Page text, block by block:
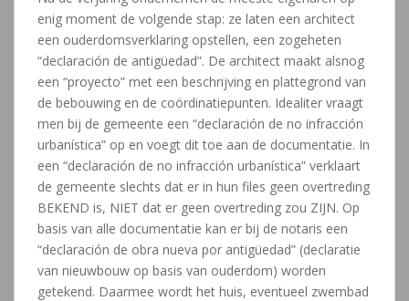
enig moment de volgende stap: ze laten een architect
een ouderdomsverklaring opstellen, een zogeheten
“declaración de antigüedad”. De architect maakt alsnog
een “proyecto” met een beschrijving en plattegrond van
de bebouwing en de coördinatiepunten. Idealiter vraagt
men bij de gemeente een “declaración de no infracción
urbanística” op en voegt dit toe aan de documentatie. In
een “declaración de no infracción urbanística” verklaart
de gemeente slechts dat er in hun files geen overtreding
BEKEND is, NIET dat er geen overtreding zou ZIJN. Op
basis van alle documentatie kan er bij de notaris een
“declaración de obra nueva por antigüedad” (declaratie
van nieuwbouw op basis van ouderdom) worden
getekend. Daarmee wordt het huis, eventueel zwembad